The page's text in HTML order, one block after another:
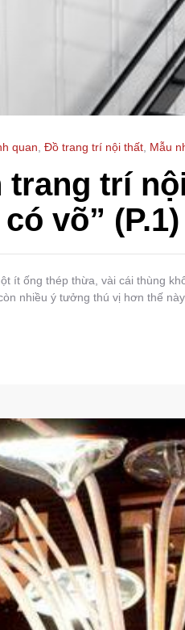
quan Đồ trang trí nội thất Mẫu
trang trí
võ” (P.1)
ít ống thép thừa, vài cái thùng
nhiều ý tưởng thú vị hơn thế